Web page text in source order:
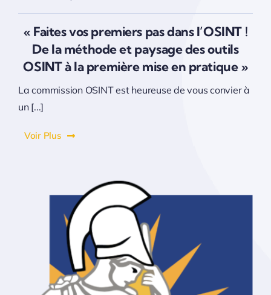
« Faites vos premiers pas dans l’OSINT !
De la méthode et paysage des outils
OSINT à la première mise en pratique »
La commission OSINT est heureuse de vous convier à
un [...]
Voir Plus